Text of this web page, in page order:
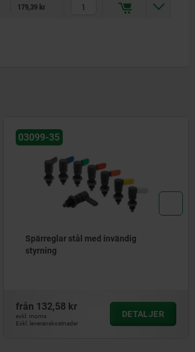
20
179,39 kr
03099-35
Spärreglar stål med invändig
styrning
från 132,58 kr
exkl. moms
Exkl. leveranskostnader
DETALJER